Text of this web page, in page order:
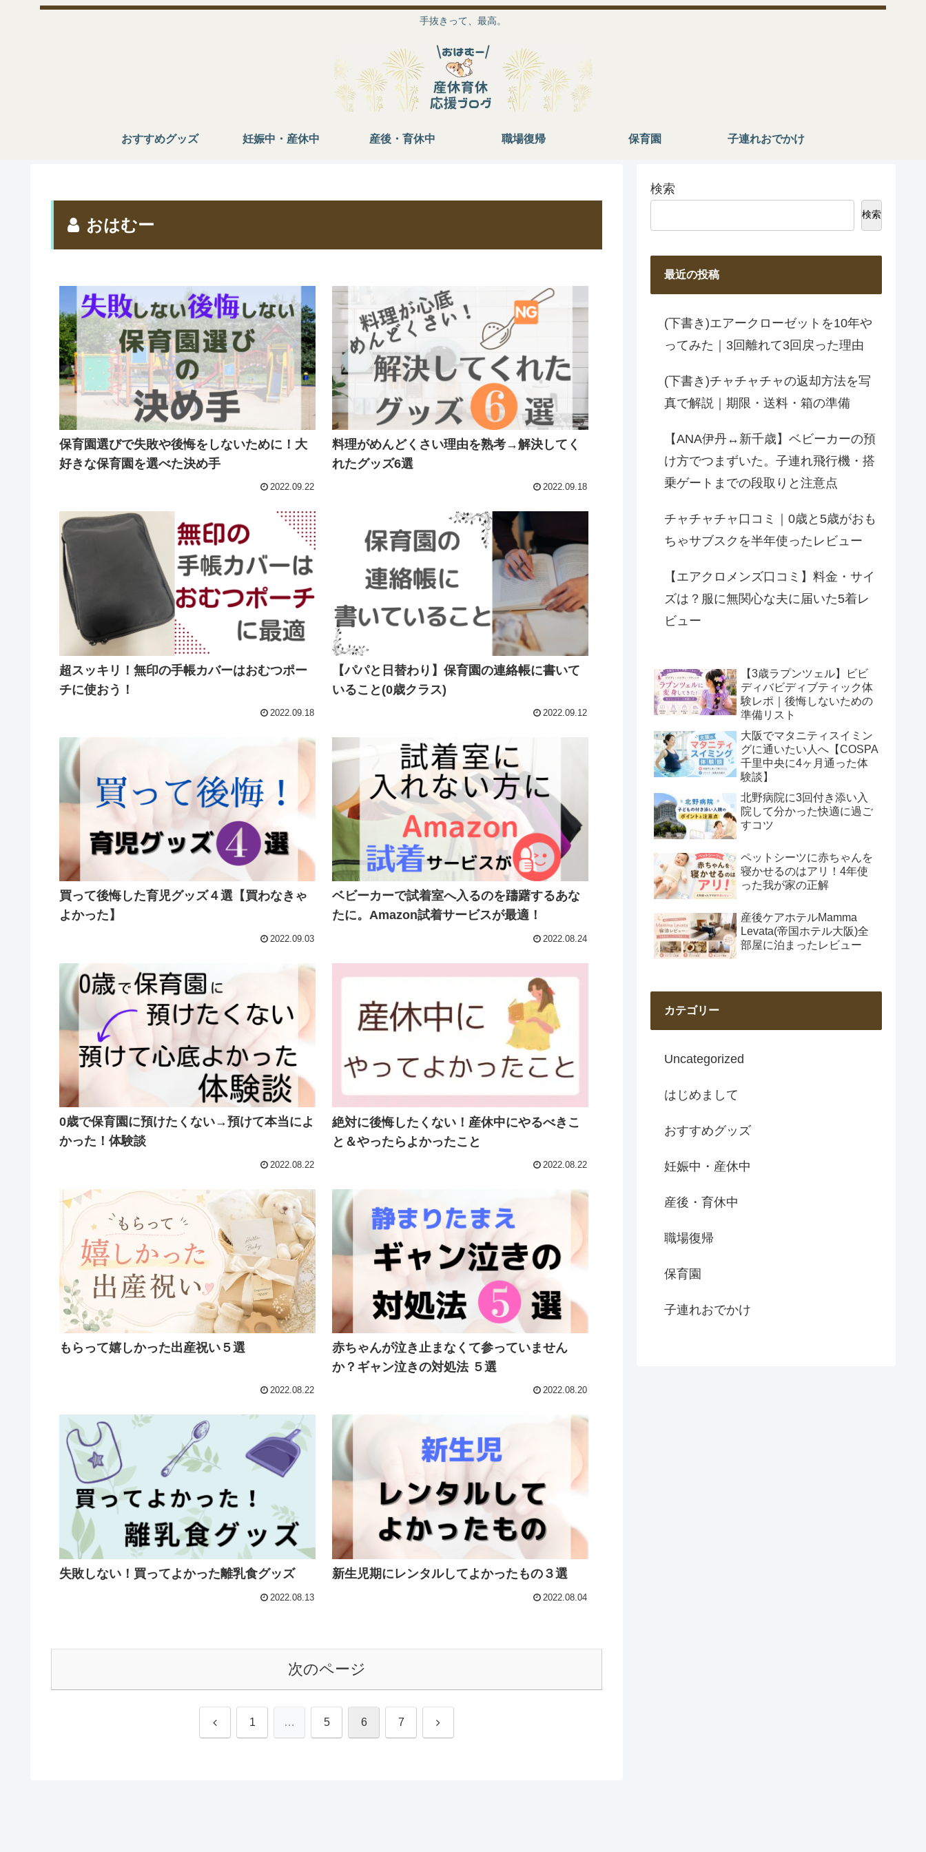
手抜きって、最高。
おすすめグッズ 妊娠中・産休中 産後・育休中 職場復帰 保育園 子連れおでかけ
おはむー
保育園選びで失敗や後悔をしないために！大
好きな保育園を選べた決め手
2022.09.22
料理がめんどくさい理由を熟考→解決してく
れたグッズ6選
2022.09.18
超スッキリ！無印の手帳カバーはおむつポー
チに使おう！
2022.09.18
【パパと日替わり】保育園の連絡帳に書いて
いること(0歳クラス)
2022.09.12
買って後悔した育児グッズ４選【買わなきゃ
よかった】
2022.09.03
ベビーカーで試着室へ入るのを躊躇するあな
たに。Amazon試着サービスが最適！
2022.08.24
0歳で保育園に預けたくない→預けて本当によ
かった！体験談
2022.08.22
絶対に後悔したくない！産休中にやるべきこ
と＆やったらよかったこと
2022.08.22
もらって嬉しかった出産祝い５選
2022.08.22
赤ちゃんが泣き止まなくて参っていません
か？ギャン泣きの対処法 ５選
2022.08.20
失敗しない！買ってよかった離乳食グッズ
2022.08.13
新生児期にレンタルしてよかったもの３選
2022.08.04
次のページ
前 1 … 5 6 7 次
検索
検索
最近の投稿
(下書き)エアークローゼットを10年や
ってみた｜3回離れて3回戻った理由
(下書き)チャチャチャの返却方法を写
真で解説｜期限・送料・箱の準備
【ANA伊丹↔︎新千歳】ベビーカーの預
け方でつまずいた。子連れ飛行機・搭
乗ゲートまでの段取りと注意点
チャチャチャ口コミ｜0歳と5歳がおも
ちゃサブスクを半年使ったレビュー
【エアクロメンズ口コミ】料金・サイ
ズは？服に無関心な夫に届いた5着レ
ビュー
【3歳ラプンツェル】ビビ
ディバビディブティック体
験レポ｜後悔しないための
準備リスト
大阪でマタニティスイミン
グに通いたい人へ【COSPA
千里中央に4ヶ月通った体
験談】
北野病院に3回付き添い入
院して分かった快適に過ご
すコツ
ペットシーツに赤ちゃんを
寝かせるのはアリ！4年使
った我が家の正解
産後ケアホテルMamma
Levata(帝国ホテル大阪)全
部屋に泊まったレビュー
カテゴリー
Uncategorized
はじめまして
おすすめグッズ
妊娠中・産休中
産後・育休中
職場復帰
保育園
子連れおでかけ